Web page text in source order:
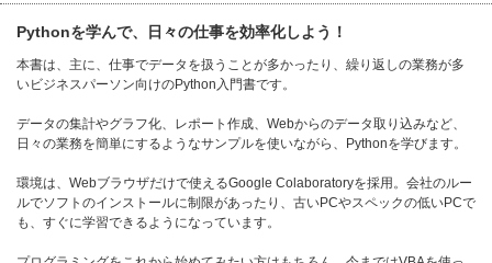
Pythonを学んで、日々の仕事を効率化しよう！
本書は、主に、仕事でデータを扱うことが多かったり、繰り返しの業務が多
いビジネスパーソン向けのPython入門書です。
データの集計やグラフ化、レポート作成、Webからのデータ取り込みなど、
日々の業務を簡単にするようなサンプルを使いながら、Pythonを学びます。
環境は、Webブラウザだけで使えるGoogle Colaboratoryを採用。会社のルー
ルでソフトのインストールに制限があったり、古いPCやスペックの低いPCで
も、すぐに学習できるようになっています。